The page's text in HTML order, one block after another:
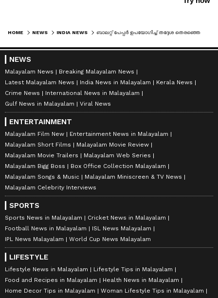
HOME NEWS INDIA NEWS ബാലറ്റ് പേപ്പർ ഉപയോ​ഗിച്ച് തദ്ദേശ തെര‍ഞ്ഞെടുപ്പ് നടത്താൻ തെരഞ്ഞെടുപ്പ് കമ്മീഷൻ; എതിർപ്പുമായി ബിജെപി
NEWS
Malayalam News
Breaking Malayalam News
Latest Malayalam News
India News in Malayalam
Kerala News
Crime News
International News in Malayalam
Gulf News in Malayalam
Viral News
ENTERTAINMENT
Malayalam Film New
Entertainment News in Malayalam
Malayalam Short Films
Malayalam Movie Review
Malayalam Movie Trailers
Malayalam Web Series
Malayalam Bigg Boss
Box Office Collection Malayalam
Malayalam Songs & Music
Malayalam Miniscreen & TV News
Malayalam Celebrity Interviews
SPORTS
Sports News in Malayalam
Cricket News in Malayalam
Football News in Malayalam
ISL News Malayalam
IPL News Malayalam
World Cup News Malayalam
LIFESTYLE
Lifestyle News in Malayalam
Lifestyle Tips in Malayalam
Food and Recipes in Malayalam
Health News in Malayalam
Home Decor Tips in Malayalam
Woman Lifestyle Tips in Malayalam